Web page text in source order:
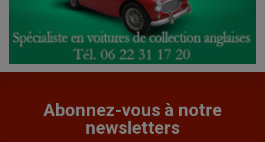
Abonnez-vous à notre
newsletters